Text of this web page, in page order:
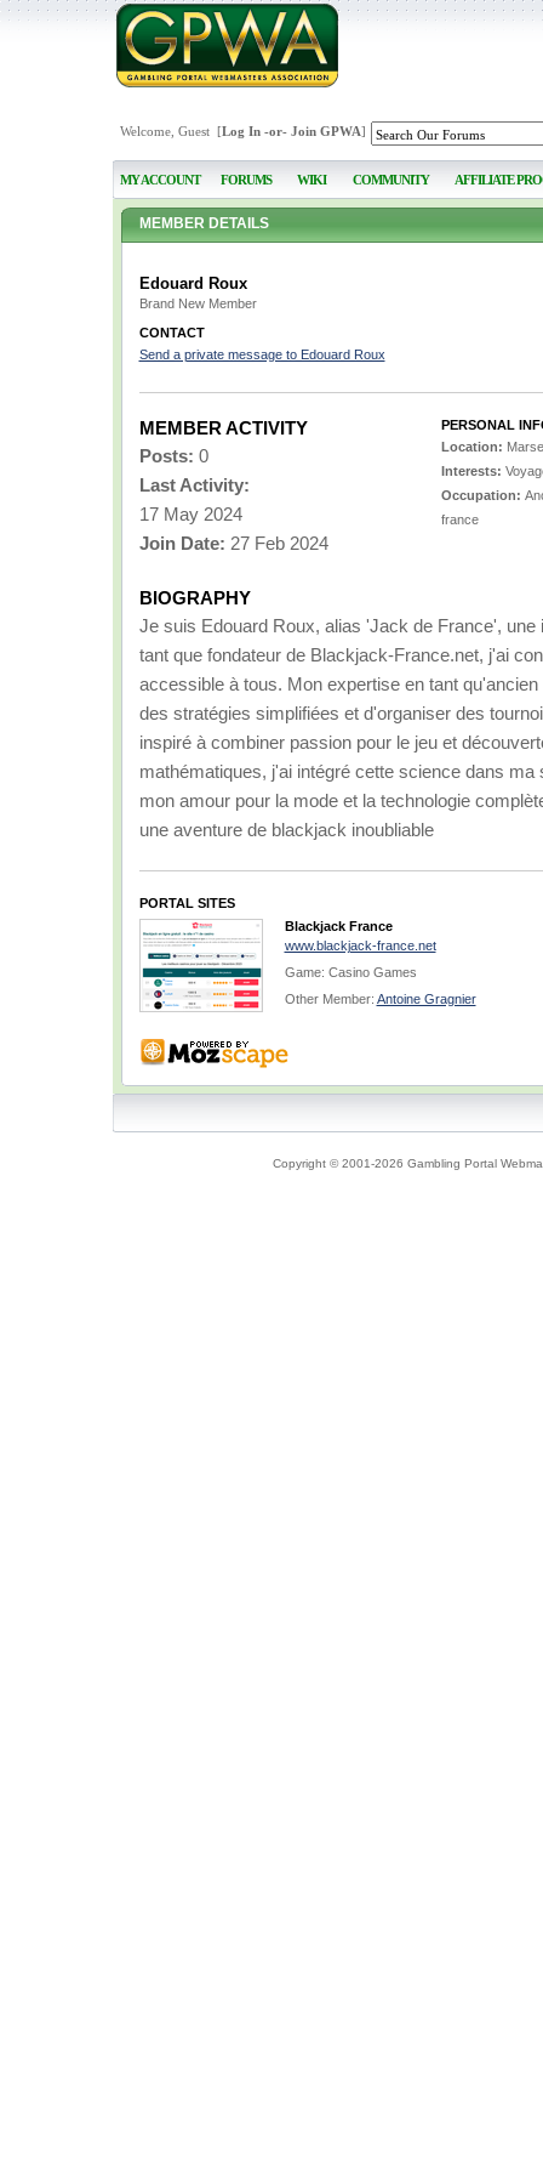
Welcome, Guest [Log In-or- Join GPWA]
MY ACCOUNT FORUMS WIKI COMMUNITY AFFILIATE
MEMBER DETAILS
Edouard Roux
Brand New Member
CONTACT
Send a private message to Edouard Roux
MEMBER ACTIVITY
Posts: 0
Last Activity:
17 May 2024
Join Date: 27 Feb 2024
PERSONAL
Location:
Interests:
Occupation:
france
BIOGRAPHY
Je suis Edouard Roux, alias 'Jack de France',
tant que fondateur de Blackjack-France.net, j'ai
accessible à tous. Mon expertise en tant
des stratégies simplifiées et d'organiser des
inspiré à combiner passion pour le jeu et
mathématiques, j'ai intégré cette science dans
mon amour pour la mode et la technologie
une aventure de blackjack inoubliable
PORTAL SITES
Blackjack France
www.blackjack-france.net
Game: Casino Games
Other Member: Antoine Gragnier
Copyright © 2001-2026 Gambling Portal